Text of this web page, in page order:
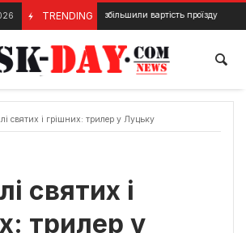
TRENDING
На Волині збільшили вартість проїзду на міжміський
святих і грішних: трилер у Луцьку
святих і
трилер у